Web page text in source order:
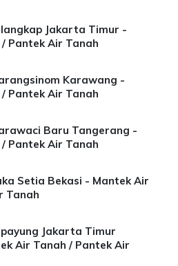
Jakarta Timur -
Pantek Air Tanah
Karawang -
Pantek Air Tanah
Baru Tangerang -
Pantek Air Tanah
Setia Bekasi - Mantek Air
Tanah
Jakarta Timur
Air Tanah / Pantek Air